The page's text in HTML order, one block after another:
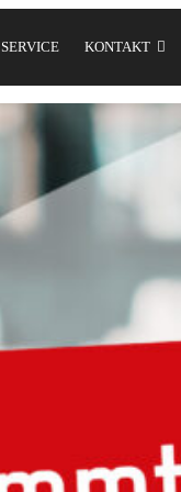
SERVICE KONTAKT